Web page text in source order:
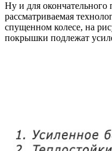
Ну и для окончательного
рассматриваемая
спущенном колесе, на
покрышки подлежат